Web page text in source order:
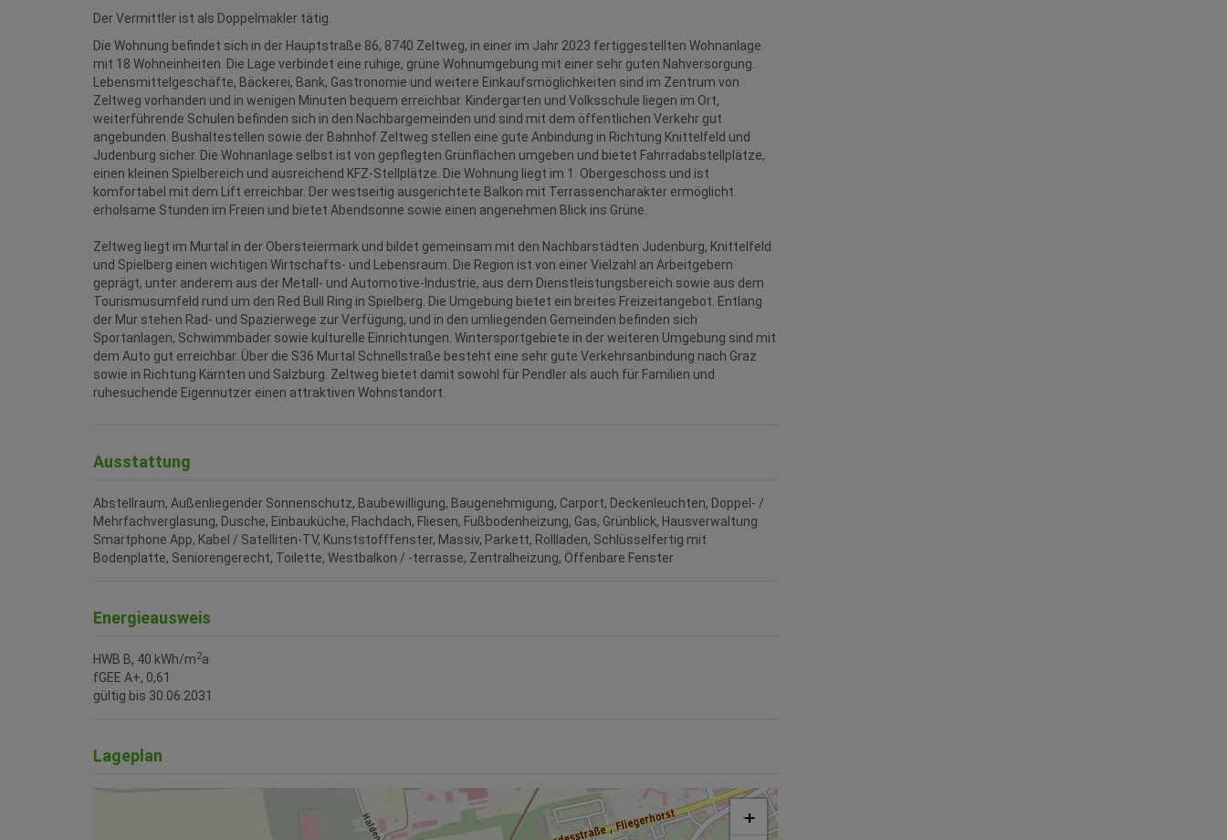
Der Vermittler ist als Doppelmakler tätig.
Die Wohnung befindet sich in der Hauptstraße 86, 8740 Zeltweg, in einer im Jahr 2023 fertiggestellten Wohnanlage
mit 18 Wohneinheiten. Die Lage verbindet eine ruhige, grüne Wohnumgebung mit einer sehr guten Nahversorgung.
Lebensmittelgeschäfte, Bäckerei, Bank, Gastronomie und weitere Einkaufsmöglichkeiten sind im Zentrum von
Zeltweg vorhanden und in wenigen Minuten bequem erreichbar. Kindergarten und Volksschule liegen im Ort,
weiterführende Schulen befinden sich in den Nachbargemeinden und sind mit dem öffentlichen Verkehr gut
angebunden. Bushaltestellen sowie der Bahnhof Zeltweg stellen eine gute Anbindung in Richtung Knittelfeld und
Judenburg sicher. Die Wohnanlage selbst ist von gepflegten Grünflächen umgeben und bietet Fahrradabstellplätze,
einen kleinen Spielbereich und ausreichend KFZ‑Stellplätze. Die Wohnung liegt im 1. Obergeschoss und ist
komfortabel mit dem Lift erreichbar. Der westseitig ausgerichtete Balkon mit Terrassencharakter ermöglicht
erholsame Stunden im Freien und bietet Abendsonne sowie einen angenehmen Blick ins Grüne.
Zeltweg liegt im Murtal in der Obersteiermark und bildet gemeinsam mit den Nachbarstädten Judenburg, Knittelfeld
und Spielberg einen wichtigen Wirtschafts- und Lebensraum. Die Region ist von einer Vielzahl an Arbeitgebern
geprägt, unter anderem aus der Metall- und Automotive‑Industrie, aus dem Dienstleistungsbereich sowie aus dem
Tourismusumfeld rund um den Red Bull Ring in Spielberg. Die Umgebung bietet ein breites Freizeitangebot. Entlang
der Mur stehen Rad- und Spazierwege zur Verfügung, und in den umliegenden Gemeinden befinden sich
Sportanlagen, Schwimmbäder sowie kulturelle Einrichtungen. Wintersportgebiete in der weiteren Umgebung sind mit
dem Auto gut erreichbar. Über die S36 Murtal Schnellstraße besteht eine sehr gute Verkehrsanbindung nach Graz
sowie in Richtung Kärnten und Salzburg. Zeltweg bietet damit sowohl für Pendler als auch für Familien und
ruhesuchende Eigennutzer einen attraktiven Wohnstandort.
Ausstattung
Abstellraum Außenliegender Sonnenschutz Baubewilligung Baugenehmigung Carport Deckenleuchten Doppel- /
Mehrfachverglasung Dusche Einbauküche Flachdach Fliesen Fußbodenheizung Gas Grünblick Hausverwaltung
Smartphone App Kabel / Satelliten-TV Kunststofffenster Massiv Parkett Rollladen Schlüsselfertig mit
Bodenplatte Seniorengerecht Toilette Westbalkon / -terrasse Zentralheizung Öffenbare Fenster
Energieausweis
HWB B, 40 kWh/m2a
fGEE A+, 0,61
gültig bis 30.06.2031
Lageplan
+